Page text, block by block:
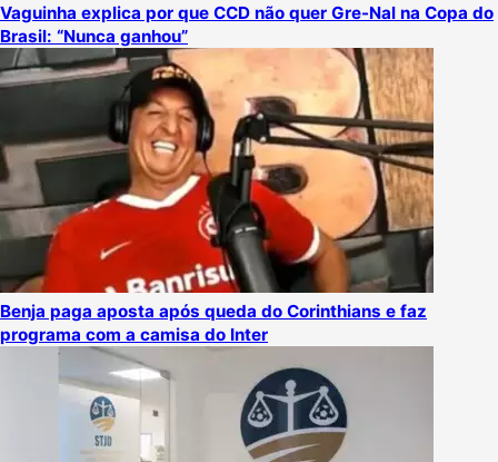
Vaguinha explica por que CCD não quer Gre-Nal na Copa do
Brasil: “Nunca ganhou”
Benja paga aposta após queda do Corinthians e faz
programa com a camisa do Inter